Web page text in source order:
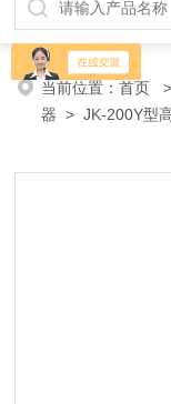
计，原子吸收分光光
室产品。
当前位置：首页
器 > JK-200Y型